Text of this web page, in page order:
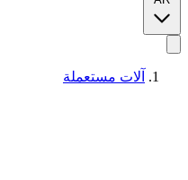
آلات مستعملة